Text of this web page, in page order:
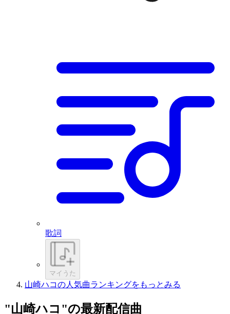
歌詞
マイうた
山崎ハコの人気曲ランキングをもっとみる
"山崎ハコ"の最新配信曲